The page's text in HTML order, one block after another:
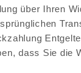
über Ihren
dass Sie die